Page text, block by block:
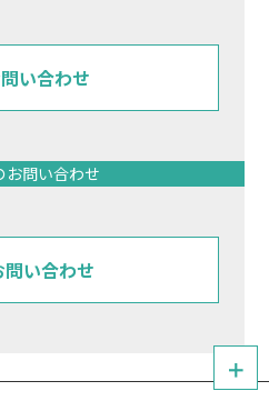
い合わせ
お問い合わせ
問い合わせ